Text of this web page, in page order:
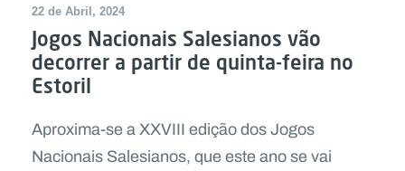
22 de Abril, 2024
Jogos Nacionais Salesianos vão
decorrer a partir de quinta-feira no
Estoril
Aproxima-se a XXVIII edição dos Jogos
Nacionais Salesianos, que este ano se vai